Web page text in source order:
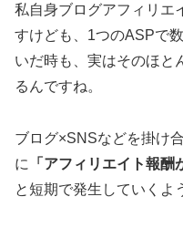
私自身ブログアフィリエ
すけども、1つのASPで
いだ時も、実はそのほと
るんですね。
ブログ×SNSなどを掛け
に
「アフィリエイト報酬
と短期で発生していくよ